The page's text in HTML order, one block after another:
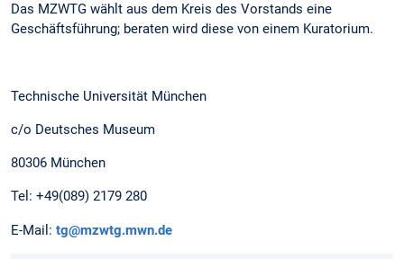
Das MZWTG wählt aus dem Kreis des Vorstands eine
Geschäftsführung; beraten wird diese von einem Kuratorium.
Technische Universität München
c/o Deutsches Museum
80306 München
Tel: +49(089) 2179 280
E-Mail: tg@mzwtg.mwn.de